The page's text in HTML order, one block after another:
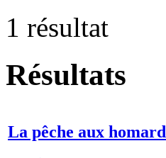
1 résultat
Résultats
La pêche aux